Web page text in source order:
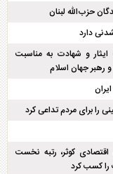
حزب‌الله لبنان
دارد
ایثار و شهادت به مناسبت
رهبر جهان اسلام
را برای مردم تداعی کرد
اقتصادی کوثر، رتبه نخست
را کسب کرد